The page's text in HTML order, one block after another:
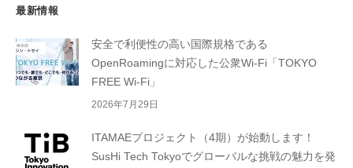
最新情報
安全で利便性の高い国際規格である
OpenRoamingに対応した公衆Wi-Fi「TOKYO
FREE Wi-Fi」
2026年7月29日
ITAMAEプロジェクト（4期）が始動します！
SusHi Tech Tokyoでグローバルな挑戦の魅力を発